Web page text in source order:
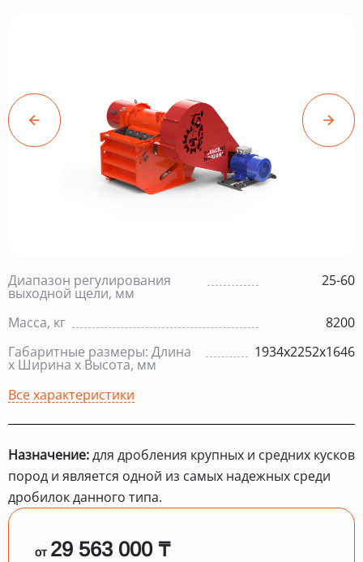
Диапазон регулирования
выходной щели, мм
25-60
Масса, кг
8200
Габаритные размеры: Длина
х Ширина х Высота, мм
1934х2252х1646
Все характеристики
Назначение:для дробления крупных и средних кусков
пород и является одной из самых надежных среди
дробилок данного типа.
от 29 563 000 ₸